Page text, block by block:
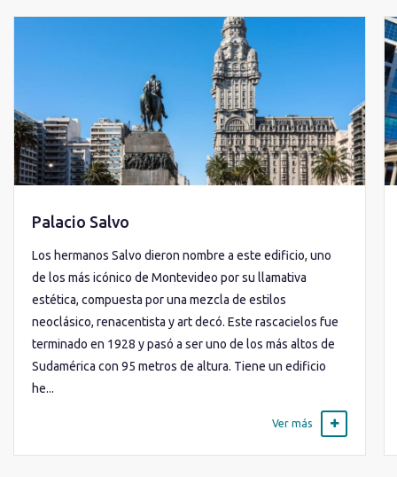
Palacio Salvo
Los hermanos Salvo dieron nombre a este edificio, uno
de los más icónico de Montevideo por su llamativa
estética, compuesta por una mezcla de estilos
neoclásico, renacentista y art decó. Este rascacielos fue
terminado en 1928 y pasó a ser uno de los más altos de
Sudamérica con 95 metros de altura. Tiene un edificio
he...
Ver más